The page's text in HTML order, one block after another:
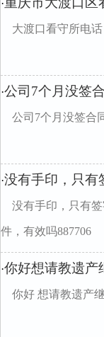
·
大渡口看守所电话
·公司7个月没签
公司7个月没签合
·没有手印，只有
没有手印，只有
件，有效吗887706
·你好想请教遗产
你好 想请教遗产